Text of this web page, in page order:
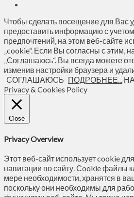
Чтобы сделать посещение для Вас
предоставить информацию с
предпочтений, на этом веб-сайте
„cookie“. Если Вы согласны с этим,
„Соглашаюсь“. Вы всегда можете
изменив настройки браузера и
СОГЛАШАЮСЬ ПОДРОБНЕЕ...
Privacy & Cookies Policy
Close
Privacy Overview
Этот веб-сайт использует cookie
навигации по сайту. Сookie файлы
мере необходимости, хранятся в
поскольку они необходимы для